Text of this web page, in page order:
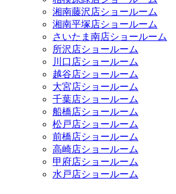
湘南藤沢店ショールーム
湘南平塚店ショールーム
さいたま南店ショールーム
所沢店ショールーム
川口店ショールーム
越谷店ショールーム
大宮店ショールーム
千葉店ショールーム
船橋店ショールーム
松戸店ショールーム
前橋店ショールーム
高崎店ショールーム
甲府店ショールーム
水戸店ショールーム